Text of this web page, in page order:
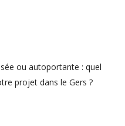
ou autoportante : quel
projet dans le Gers ?